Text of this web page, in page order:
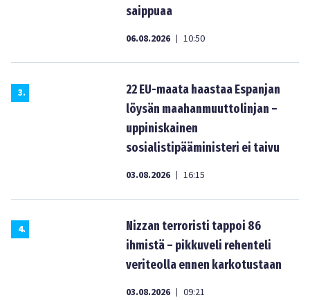
saippuaa
06.08.2026 | 10:50
3.
22 EU-maata haastaa Espanjan
löysän maahanmuuttolinjan –
uppiniskainen
sosialistipääministeri ei taivu
03.08.2026 | 16:15
4.
Nizzan terroristi tappoi 86
ihmistä – pikkuveli rehenteli
veriteolla ennen karkotustaan
03.08.2026 | 09:21